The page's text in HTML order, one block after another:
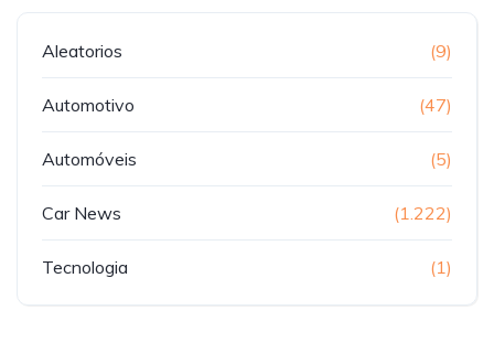
Aleatorios (9)
Automotivo (47)
Automóveis (5)
Car News (1.222)
Tecnologia (1)